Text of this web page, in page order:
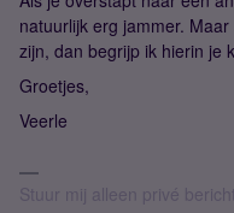
natuurlijk erg jammer.
zijn, dan begrijp ik hierin je
Groetjes,
Veerle
Stuur mij alleen privé